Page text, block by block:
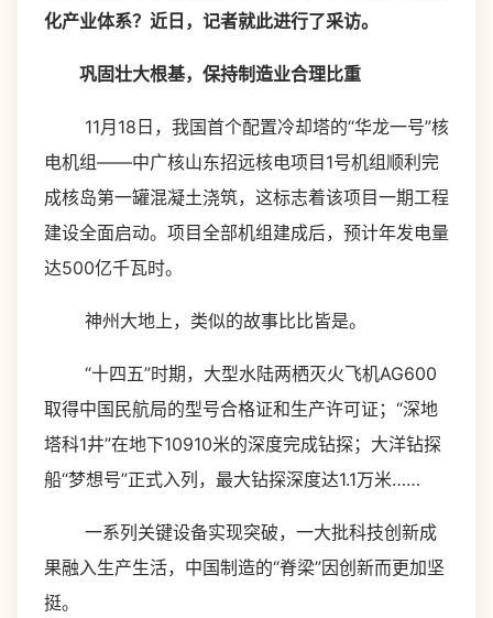
化产业体系？近日，记者就此进行了采访。
巩固壮大根基，保持制造业合理比重
11月18日，我国首个配置冷却塔的“华龙一号”核
电机组——中广核山东招远核电项目1号机组顺利完
成核岛第一罐混凝土浇筑，这标志着该项目一期工程
建设全面启动。项目全部机组建成后，预计年发电量
达500亿千瓦时。
神州大地上，类似的故事比比皆是。
“十四五”时期，大型水陆两栖灭火飞机AG600
取得中国民航局的型号合格证和生产许可证；“深地
塔科1井”在地下10910米的深度完成钻探；大洋钻探
船“梦想号”正式入列，最大钻探深度达1.1万米……
一系列关键设备实现突破，一大批科技创新成
果融入生产生活，中国制造的“脊梁”因创新而更加坚
挺。